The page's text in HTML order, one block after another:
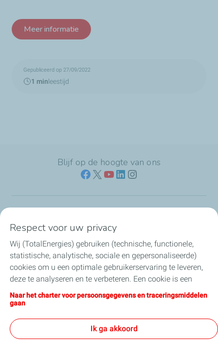
Meer informatie
Gepubliceerd op 27/09/2022
1 minleestijd
Blijf op de hoogte van ons
Producten & services
Koolstofarme brandstoffen
Direct regelen & contact
Respect voor uw privacy
Wij (TotalEnergies) gebruiken (technische, functionele,
statistische, analytische, sociale en gepersonaliseerde)
cookies om u een optimale gebruikerservaring te leveren,
deze te analyseren en te verbeteren. Een cookie is een
klein tekstbestand dat bij het eerste bezoek aan een
website wordt opgeslagen in de browser van het toestel
instellingen op elk moment wijzigen door op “Mijn
Cookies beheren” te klikken. Door op de knop "Ik ga
Naar het charter voor persoonsgegevens en traceringsmiddelen
gaan
Ik ga akkoord